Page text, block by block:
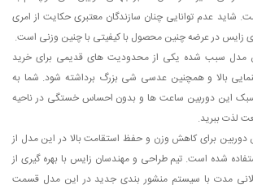
شاید عدم توانایی چنان سازندگان معتبری حکایت از امری
زایس در عرضه چنین محصول با کیفیتی با چنین وزنی است.
مدل سبب شده یکی از محدودیت های قدیمی برای خرید
بالا و همچنین عدسی شی بزرگ برداشته شود. شما به
سبک این دوربین ساعت ها و بدون احساس خستگی در ناحیه
لذت ببرید.
برای کاهش وزن و حفظ استقامت بالا در این مدل از
شده است. تیم طراحی و مهندسان زایس با بهره گیری از
مدت با سیستم منشور بندی جدید در این مدل قسمت